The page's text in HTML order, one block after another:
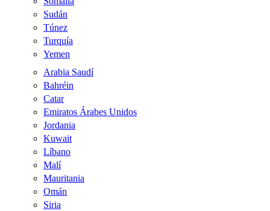
Sudán
Túnez
Turquía
Yemen
Arabia Saudí
Bahréin
Catar
Emiratos Árabes Unidos
Jordania
Kuwait
Líbano
Malí
Mauritania
Omán
Siria